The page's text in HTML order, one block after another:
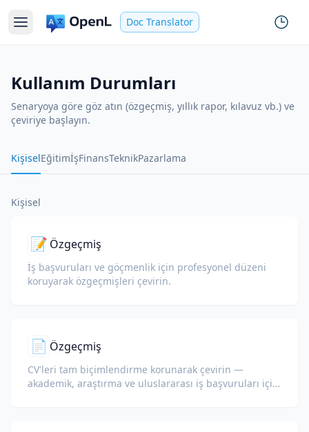
Doc Translator
Kullanım Durumları
Senaryoya göre göz atın (özgeçmiş, yıllık rapor, kılavuz vb.) ve
çeviriye başlayın.
KişiselEğitimİşFinansTeknikPazarlama
Kişisel
📝 Özgeçmiş
İş başvuruları ve göçmenlik için profesyonel düzeni
koruyarak özgeçmişleri çevirin.
📄 Özgeçmiş
CV'leri tam biçimlendirme korunarak çevirin —
akademik, araştırma ve uluslararası iş başvuruları için